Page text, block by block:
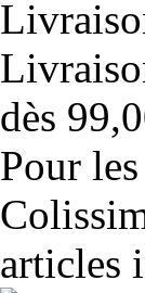
dès
Pour
articles